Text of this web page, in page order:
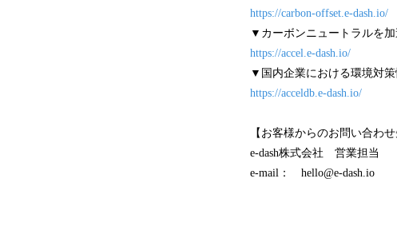
https://carbon-offset.e-dash.io/
▼カーボンニュートラルを
https://accel.e-dash.io/
▼国内企業における環境対
https://acceldb.e-dash.io/
【お客様からのお問い合わせ
e-dash株式会社 営業担当
e-mail： hello@e-dash.io